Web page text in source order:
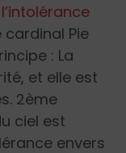
cardinal Pie
: La
et elle est
2ème
ciel est
envers